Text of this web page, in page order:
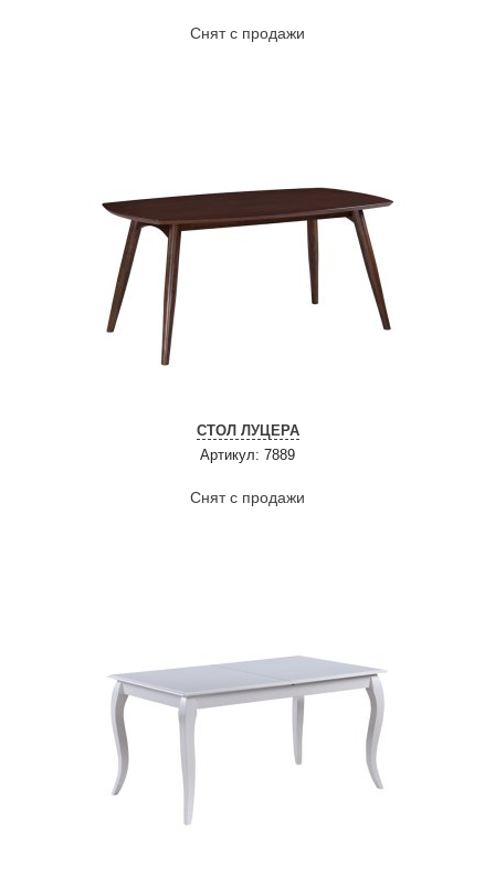
Снят с продажи
СТОЛ ЛУЦЕРА
Артикул: 7889
Снят с продажи